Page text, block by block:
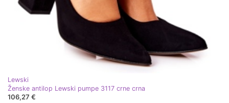
Lewski
Ženske antilop Lewski pumpe 3117 crne crna
106,27 €